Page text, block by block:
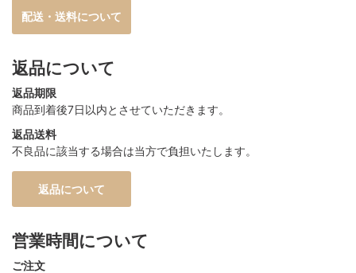
配送・送料について
返品について
返品期限
商品到着後7日以内とさせていただきます。
返品送料
不良品に該当する場合は当方で負担いたします。
返品について
営業時間について
ご注文